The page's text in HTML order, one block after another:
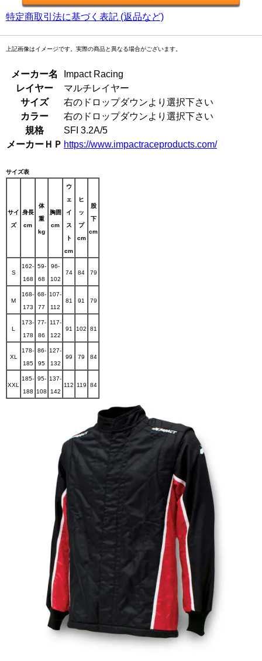
特定商取引法に基づく表記 (返品など)
上記画像はイメージです。実際の商品と異なる場合がございます。
メーカー名
Impact Racing
レイヤー
マルチレイヤー
サイズ
右のドロップダウンより選択下さい
カラー
右のドロップダウンより選択下さい
規格
SFI 3.2A/5
メーカーＨＰ https://www.impactraceproducts.com/
サイズ表
サイ
ズ
身長
cm
体
重
kg
胸囲
cm
ウ
ェ
イ
ス
ト
cm
ヒ
ッ
プ
cm
股
下
cm
S
162-
168
59-
68
96-
102
74 84 79
M
168-
173
68-
77
107-
112
81 91 79
L
173-
178
77-
86
117-
122
91 102 81
XL
178-
185
86-
95
127-
132
99 79 84
XXL
185-
188
95-
108
137-
142
112 119 84